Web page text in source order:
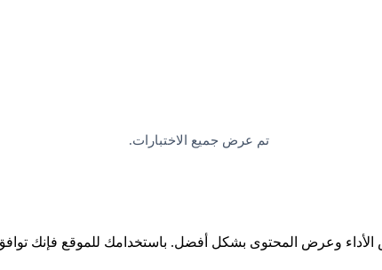
تم عرض جميع الاختبارات.
وعرض المحتوى بشكل أفضل. باستخدامك للموقع فإنك